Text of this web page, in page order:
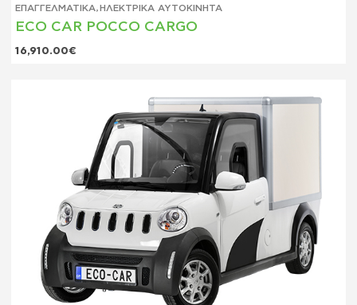
ΕΠΑΓΓΕΛΜΑΤΙΚΆ,ΗΛΕΚΤΡΙΚΆ ΑΥΤΟΚΊΝΗΤΑ
ECO CAR POCCO CARGO
16,910.00€